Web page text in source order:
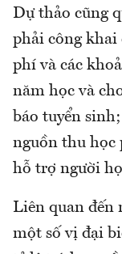
Dự thảo cũng
phải công khai
phí và các
năm học và
báo tuyển
nguồn thu học
hỗ trợ người
Liên quan đến
một số vị đại